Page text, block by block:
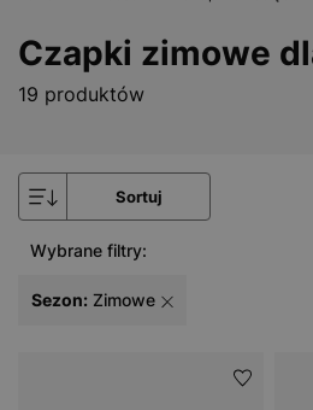
Czapki zimowe
19 produktów
Sortuj
Wybrane filtry:
Sezon: Zimowe